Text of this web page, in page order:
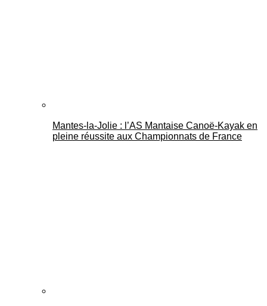
Mantes-la-Jolie : l’AS Mantaise Canoë‑Kayak en
pleine réussite aux Championnats de France